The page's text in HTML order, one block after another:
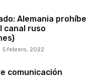
Alemania prohíbe
canal ruso
5 febrero, 2022
comunicación